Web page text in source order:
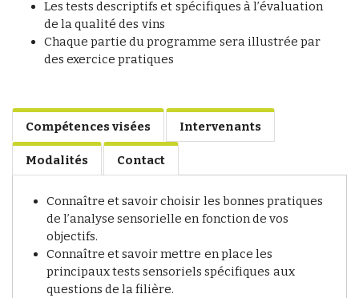
Les tests descriptifs et spécifiques à l’évaluation
de la qualité des vins
Chaque partie du programme sera illustrée par
des exercice pratiques
Compétences visées Intervenants
Modalités Contact
Connaître et savoir choisir les bonnes pratiques
de l’analyse sensorielle en fonction de vos
objectifs.
Connaître et savoir mettre en place les
principaux tests sensoriels spécifiques aux
questions de la filière.